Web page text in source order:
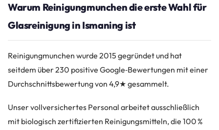
Warum Reinigungmunchen die erste Wahl für
Glasreinigung in Ismaning ist
Reinigungmunchen wurde 2015 gegründet und hat
seitdem über 230 positive Google‑Bewertungen mit einer
Durchschnittsbewertung von 4,9★ gesammelt.
Unser vollversichertes Personal arbeitet ausschließlich
mit biologisch zertifizierten Reinigungsmitteln, die 100 %